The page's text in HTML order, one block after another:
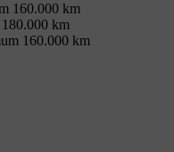
160.000 km
km
160.000 km